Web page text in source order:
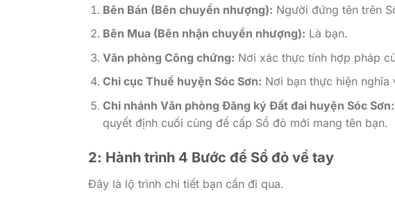
Bên Bán (Bên chuyển nhượng): Người đứng tên trên
Bên Mua (Bên nhận chuyển nhượng): Là bạn.
Văn phòng Công chứng: Nơi xác thực tính hợp pháp
Chi cục Thuế huyện Sóc Sơn: Nơi bạn thực hiện
Chi nhánh Văn phòng Đăng ký Đất đai huyện Sóc Sơn:
quyết định cuối cùng để cấp Sổ đỏ mới mang tên bạn.
2: Hành trình 4 Bước để Sổ đỏ về tay
Đây là lộ trình chi tiết bạn cần đi qua.